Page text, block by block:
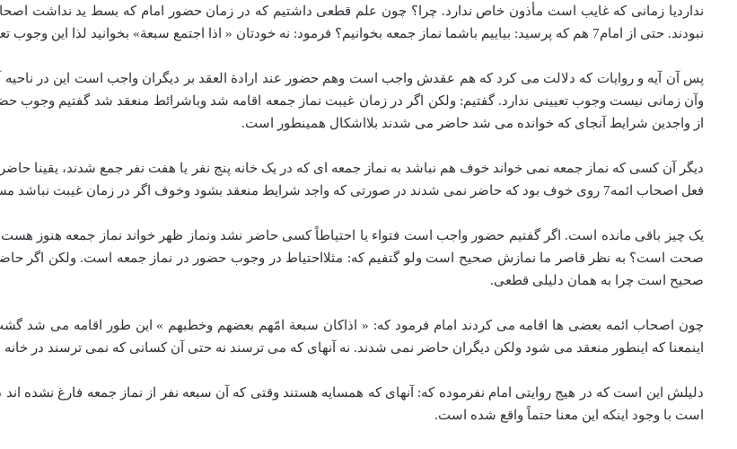
نداردیا زمانی که غایب است مأذون خاص ندارد. چرا؟ چون علم قطعی داشتیم که در زمان حضور امام که بسط ید نداشت
نبودند. حتی از امام7 هم که پرسید: بیاییم باشما نماز جمعه بخوانیم؟ فرمود: نه خودتان « اذا اجتمع سبعة» بخوانید لذا این وجوب تعیینی ندارد انعقادش مخیر است.
پس آن آیه و روایات که دلالت می کرد که هم عقدش واجب است وهم حضور عند ارادة العقد بر دیگران واجب است این در ناحیه
وآن زمانی نیست وجوب تعیینی ندارد. گفتیم: ولکن اگر در زمان غیبت نماز جمعه اقامه شد وباشرائط منعقد شد گفتیم وجوب
از واجدین شرایط آنجای که خوانده می شد حاضر می شدند بلااشکال همینطور است.
دیگر آن کسی که نماز جمعه نمی خواند خوف هم نباشد به نماز جمعه ای که در یک خانه پنج نفر یا هفت نفر جمع شدند، یقینا
فعل اصحاب ائمه7 روی خوف بود که حاضر نمی شدند در صورتی که واجد شرایط منعقد بشود وخوف اگر در زمان غیبت نباشد مسأله وجوب الحضور بر جایش می ماند. روی این اصل ما احتیاط کردیم.
یک چیز باقی مانده است. اگر گفتیم حضور واجب است فتواء یا احتیاطاً کسی حاضر نشد ونماز ظهر خواند نماز جمعه هنوز
صحت است؟ به نظر قاصر ما نمازش صحیح است ولو گتفیم که: مثلااحتیاط در وجوب حضور در نماز جمعه است. ولکن اگر
صحیح است چرا به همان دلیلی قطعی.
اینمعنا که اینطور منعقد می شود ولکن دیگران حاضر نمی شدند. نه آنهای که می ترسند نه حتی آن کسانی که نمی ترسند در خانه
دلیلش این است که در هیج روایتی امام نفرموده که: آنهای که همسایه هستند وقتی که آن سبعه نفر از نماز جمعه فارغ نشده اند
است با وجود اینکه این معنا حتماً واقع شده است.